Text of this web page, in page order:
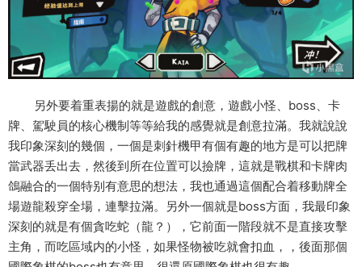
另外要着重表揚的就是遊戲的創意，遊戲小怪、boss、卡
牌、駕駛員的核心機制等等給我的感覺就是創意拉滿。我就說說
我印象深刻的幾個，一個是刺針機甲有個有趣的地方是可以把牌
當武器丢出去，然後到所在位置可以撿牌，這就是戰棋和卡牌肉
鴿融合的一個特别有意思的想法，我也通過這個配合着移動牌全
場遊龍殺穿全場，連擊拉滿。另外一個就是boss方面，我最印象
深刻的就是有個貪吃蛇（龍？），它前面一階段就不是直接攻擊
主角，而吃區域内的小怪，如果怪物被吃就會扣血，，後面那個